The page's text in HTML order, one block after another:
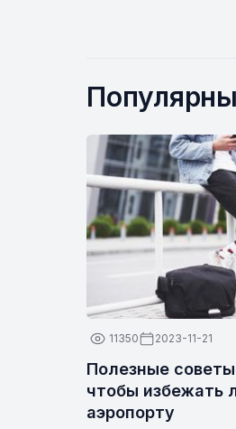
11350 2023-11-21
Полезные
чтобы избежать
аэропорту